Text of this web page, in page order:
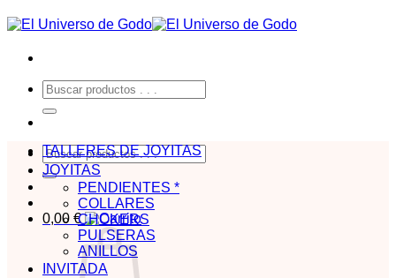
Buscar
por:
Buscar
por:
0,00 €
TALLERES DE JOYITAS
JOYITAS
PENDIENTES *
COLLARES
CHOKERS
PULSERAS
ANILLOS
INVITADA